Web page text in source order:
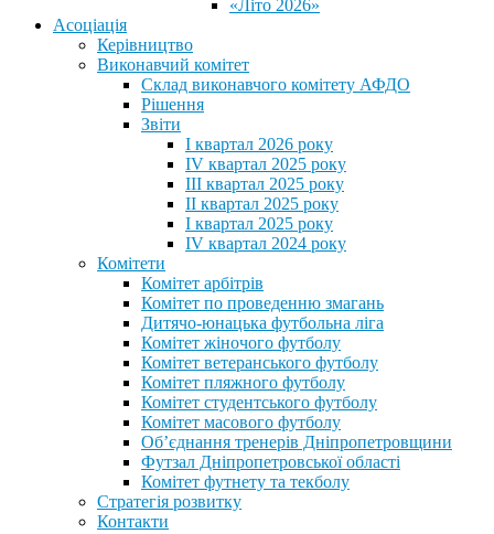
«Літо 2026»
Асоціація
Керівництво
Виконавчий комітет
Склад виконавчого комітету АФДО
Рішення
Звіти
I квартал 2026 року
IV квартал 2025 року
III квартал 2025 року
II квартал 2025 року
I квартал 2025 року
IV квартал 2024 року
Комітети
Комітет арбітрів
Комітет по проведенню змагань
Дитячо-юнацька футбольна ліга
Комітет жіночого футболу
Комітет ветеранського футболу
Комітет пляжного футболу
Комітет студентського футболу
Комітет масового футболу
Обʼєднання тренерів Дніпропетровщини
Футзал Дніпропетровської області
Комітет футнету та текболу
Стратегія розвитку
Контакти